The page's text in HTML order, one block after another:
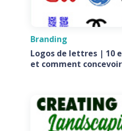
Branding
Logos de lettres | 10
et comment